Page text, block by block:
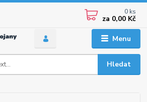
Menu
Hledat
0 ks
za 0,00 Kč